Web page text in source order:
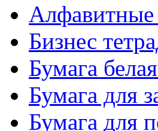
Бизнес
Бумага
Бумага для
Бумага для